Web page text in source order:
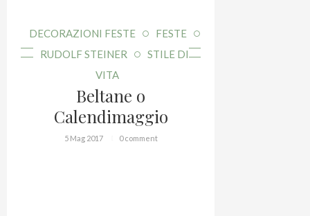
DECORAZIONI FESTE
FESTE
RUDOLF STEINER
STILE DI
VITA
Beltane o
Calendimaggio
5 Mag 2017 0 comment